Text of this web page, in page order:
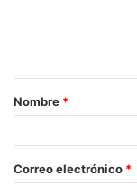
Nombre *
Correo electrónico *